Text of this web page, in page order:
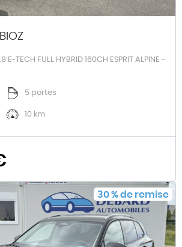
E-TECH FULL HYBRID 160CH ESPRIT ALPINE -
5 portes
10 km
30%de remise